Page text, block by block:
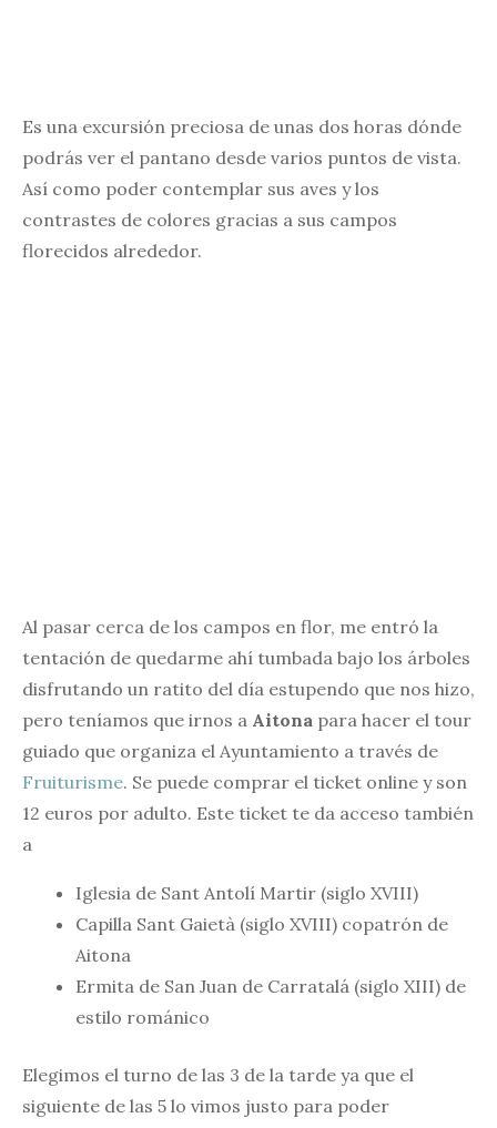
Es una excursión preciosa de unas dos horas dónde
podrás ver el pantano desde varios puntos de vista.
Así como poder contemplar sus aves y los
contrastes de colores gracias a sus campos
florecidos alrededor.
Al pasar cerca de los campos en flor, me entró la
tentación de quedarme ahí tumbada bajo los árboles
disfrutando un ratito del día estupendo que nos hizo,
pero teníamos que irnos a Aitona para hacer el tour
guiado que organiza el Ayuntamiento a través de
Fruiturisme. Se puede comprar el ticket online y son
12 euros por adulto. Este ticket te da acceso también
a
Iglesia de Sant Antolí Martir (siglo XVIII)
Capilla Sant Gaietà (siglo XVIII) copatrón de
Aitona
Ermita de San Juan de Carratalá (siglo XIII) de
estilo románico
Elegimos el turno de las 3 de la tarde ya que el
siguiente de las 5 lo vimos justo para poder